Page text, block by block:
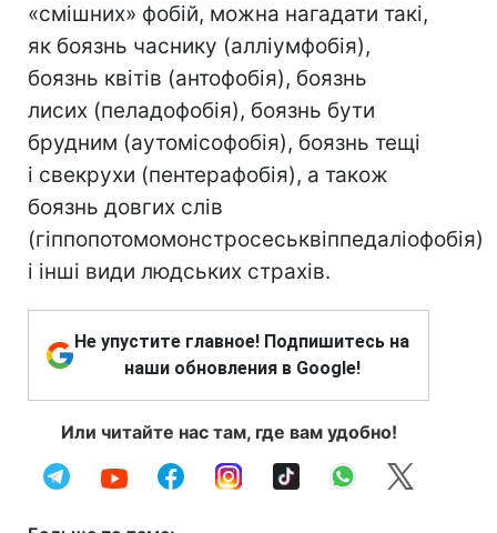
«смішних» фобій, можна нагадати такі,
як боязнь часнику (алліумфобія),
боязнь квітів (антофобія), боязнь
лисих (пеладофобія), боязнь бути
брудним (аутомісофобія), боязнь тещі
і свекрухи (пентерафобія), а також
боязнь довгих слів
(гіппопотомомонстросеськвіппедаліофобія)
і інші види людських страхів.
Не упустите главное! Подпишитесь на
наши обновления в Google!
Или читайте нас там, где вам удобно!